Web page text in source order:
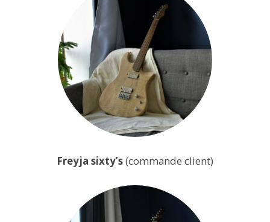
Freyja sixty’s(commande client)